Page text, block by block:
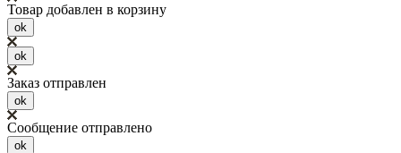
Товар добавлен в корзину
ok
ok
Заказ отправлен
ok
Сообщение отправлено
ok